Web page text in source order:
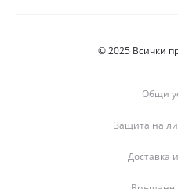
© 2025 Всички
Общи
Защита на
Доставка